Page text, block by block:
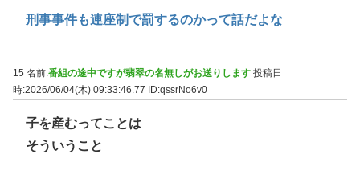
刑事事件も連座制で罰するのかって話だよな
15 名前:番組の途中ですが翡翠の名無しがお送りします 投稿日
時:2026/06/04(木) 09:33:46.77
ID:qssrNo6v0
子を産むってことは
そういうこと